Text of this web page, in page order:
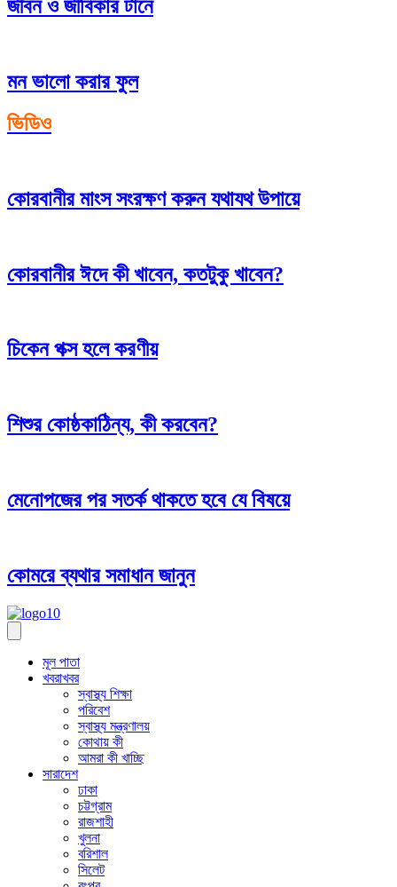
জীবন ও জীবিকার টানে
মন ভালো করার ফুল
ভিডিও
কোরবানীর মাংস সংরক্ষণ করুন যথাযথ উপায়ে
কোরবানীর ঈদে কী খাবেন, কতটুকু খাবেন?
চিকেন পক্স হলে করণীয়
শিশুর কোষ্ঠকাঠিন্য, কী করবেন?
মেনোপজের পর সতর্ক থাকতে হবে যে বিষয়ে
কোমরে ব্যথার সমাধান জানুন
মূল পাতা
খবরাখবর
স্বাস্থ্য শিক্ষা
পরিবেশ
স্বাস্থ্য মন্ত্রণালয়
কোথায় কী
আমরা কী খাচ্ছি
সারাদেশ
ঢাকা
চট্টগ্রাম
রাজশাহী
খুলনা
বরিশাল
সিলেট